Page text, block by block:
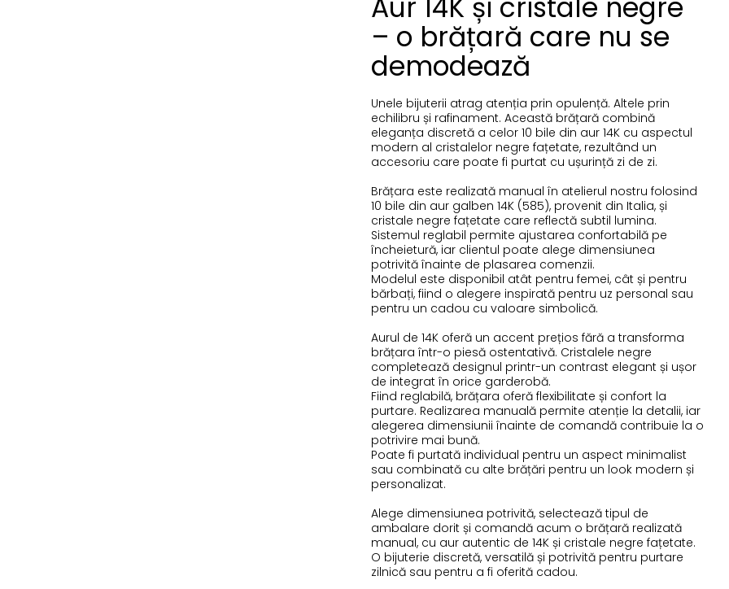
Aur 14K și cristale negre
– o brățară care nu se
demodează
Unele bijuterii atrag atenția prin opulență. Altele prin
echilibru și rafinament. Această brățară combină
eleganța discretă a celor 10 bile din aur 14K cu aspectul
modern al cristalelor negre fațetate, rezultând un
accesoriu care poate fi purtat cu ușurință zi de zi.
Brățara este realizată manual în atelierul nostru folosind
10 bile din aur galben 14K (585), provenit din Italia, și
cristale negre fațetate care reflectă subtil lumina.
Sistemul reglabil permite ajustarea confortabilă pe
încheietură, iar clientul poate alege dimensiunea
potrivită înainte de plasarea comenzii.
Modelul este disponibil atât pentru femei, cât și pentru
bărbați, fiind o alegere inspirată pentru uz personal sau
pentru un cadou cu valoare simbolică.
Aurul de 14K oferă un accent prețios fără a transforma
brățara într-o piesă ostentativă. Cristalele negre
completează designul printr-un contrast elegant și ușor
de integrat în orice garderobă.
Fiind reglabilă, brățara oferă flexibilitate și confort la
purtare. Realizarea manuală permite atenție la detalii, iar
alegerea dimensiunii înainte de comandă contribuie la o
potrivire mai bună.
Poate fi purtată individual pentru un aspect minimalist
sau combinată cu alte brățări pentru un look modern și
personalizat.
Alege dimensiunea potrivită, selectează tipul de
ambalare dorit și comandă acum o brățară realizată
manual, cu aur autentic de 14K și cristale negre fațetate.
O bijuterie discretă, versatilă și potrivită pentru purtare
zilnică sau pentru a fi oferită cadou.